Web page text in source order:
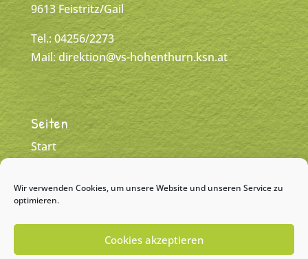
Wir verwenden Cookies, um unsere Website und unseren Service zu
optimieren.
Cookies akzeptieren
9613 Feistritz/Gail
Tel.: 04256/2273
Mail:direktion@vs-hohenthurn.ksn.at
Seiten
Start
Team